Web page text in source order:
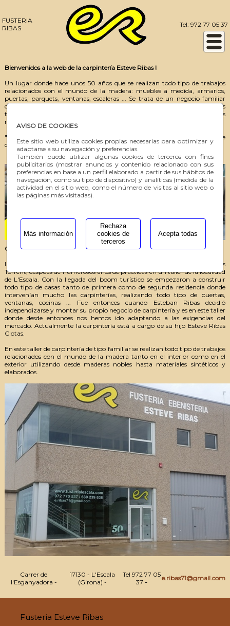
AVISO DE COOKIES
Este sitio web utiliza cookies propias necesarias para optimizar y
adaptarse a su navegación y preferencias.
También puede utilizar algunas cookies de terceros con fines
publicitarios (mostrar anuncios y contenido relacionado con sus
preferencias en base a un perfil elaborado a partir de sus hábitos de
navegación, como su tipo de dispositivo) y analíticas (medida de la
actividad en el sitio web, como el número de visitas al sitio web o
las páginas más visitadas).
Más información
Rechaza
cookies de
terceros
Acepta todas
FUSTERIA
RIBAS
Tel: 972 77 05 37
Bienvenidos a la web de la carpintería Esteve Ribas !
Un lugar donde hace unos 50 años que se realizan todo tipo de trabajos
relacionados con el mundo de la madera: muebles a medida, armarios,
puertas, parquets, ventanas, escaleras ... Se trata de un negocio familiar
donde se busca en todo momento la satisfacción del cliente, realizando los
trabajos de una manera personalizada combinando la artesanía y las
nuevas tecnologías.
"En esta web podréis encontrar nuestros servicios así como una sección de
contacto para poderos atender mejor y adaptarnos a sus necesidades. "
Quiénes somos
La carpintería Esteve Ribas fue fundada en los años 60 por Esteve Ribas
Torrent, después de numerosos años de prácticas en un taller de la localidad
de L'Escala. Con la llegada del boom turístico se empezaron a construir
todo tipo de casas tanto de primera como de segunda residencia donde
intervenían mucho las carpinterías, realizando todo tipo de puertas,
ventanas, cocinas ... Fue entonces cuando Esteban Ribas decidió
independizarse y montar su propio negocio de carpintería y es en este taller
donde desde entonces nos hemos ido adaptando a las exigencias del
mercado. Actualmente la carpintería está a cargo de su hijo Esteve Ribas
Clotas.
En este taller de carpintería de tipo familiar se realizan todo tipo de trabajos
relacionados con el mundo de la madera tanto en el interior como en el
exterior utilizando desde maderas nobles hasta materiales sintéticos y
elaborados.
Carrer de
l'Esganyadora -
17130 - L'Escala
(Girona) -
Tel 972 77 05
37- e.ribas71@gmail.com
Fusteria Esteve Ribas